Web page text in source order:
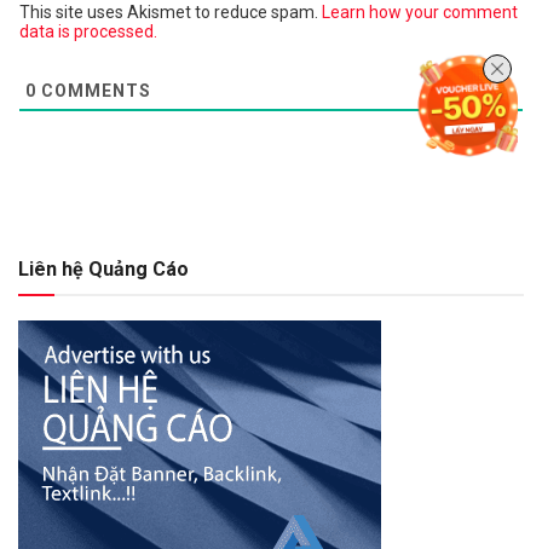
This site uses Akismet to reduce spam. Learn how your comment
data is processed.
0 COMMENTS
Liên hệ Quảng Cáo